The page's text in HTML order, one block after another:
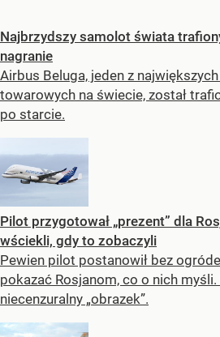
Najbrzydszy samolot świata
nagranie
Airbus Beluga, jeden z
towarowych na świecie, został
po starcie.
Pilot przygotował „prezent” dla
wściekli, gdy to zobaczyli
Pewien pilot postanowił bez
pokazać Rosjanom, co o nich
niecenzuralny „obrazek”.